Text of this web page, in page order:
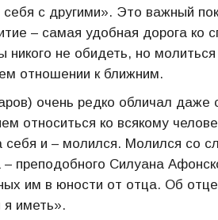
с другими». Это важный
– самая удобная дорога ко
не обидеть, но
отношении к ближним.
очень редко обличал
относиться ко всякому
себя и – молился. Молился со
преподобного Силуана
им в юности от отца. Об
я иметь».